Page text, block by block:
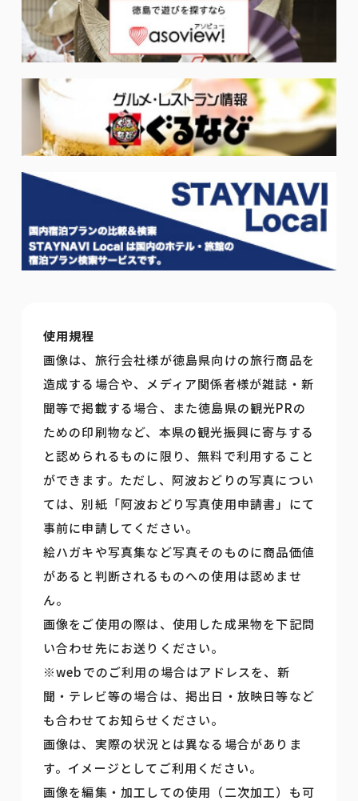
使用規程
画像は、旅行会社様が徳島県向けの旅行商品を
造成する場合や、メディア関係者様が雑誌・新
聞等で掲載する場合、また徳島県の観光PRの
ための印刷物など、本県の観光振興に寄与する
と認められるものに限り、無料で利用すること
ができます。ただし、阿波おどりの写真につい
ては、別紙「阿波おどり写真使用申請書」にて
事前に申請してください。
絵ハガキや写真集など写真そのものに商品価値
があると判断されるものへの使用は認めませ
ん。
画像をご使用の際は、使用した成果物を下記問
い合わせ先にお送りください。
※webでのご利用の場合はアドレスを、新
聞・テレビ等の場合は、掲出日・放映日等など
も合わせてお知らせください。
画像は、実際の状況とは異なる場合がありま
す。イメージとしてご利用ください。
画像を編集・加工しての使用（二次加工）も可